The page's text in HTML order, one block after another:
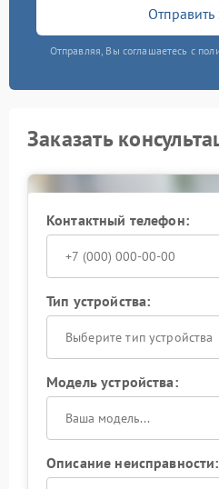
Отправить
Отправляя, Вы соглашаетесь с
Заказать
Контактный телефон:
Тип устройства:
Выберите тип устройства
Модель устройства:
Описание неисправности: